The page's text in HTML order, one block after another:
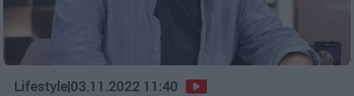
Lifestyle|03.11.2022 11:40